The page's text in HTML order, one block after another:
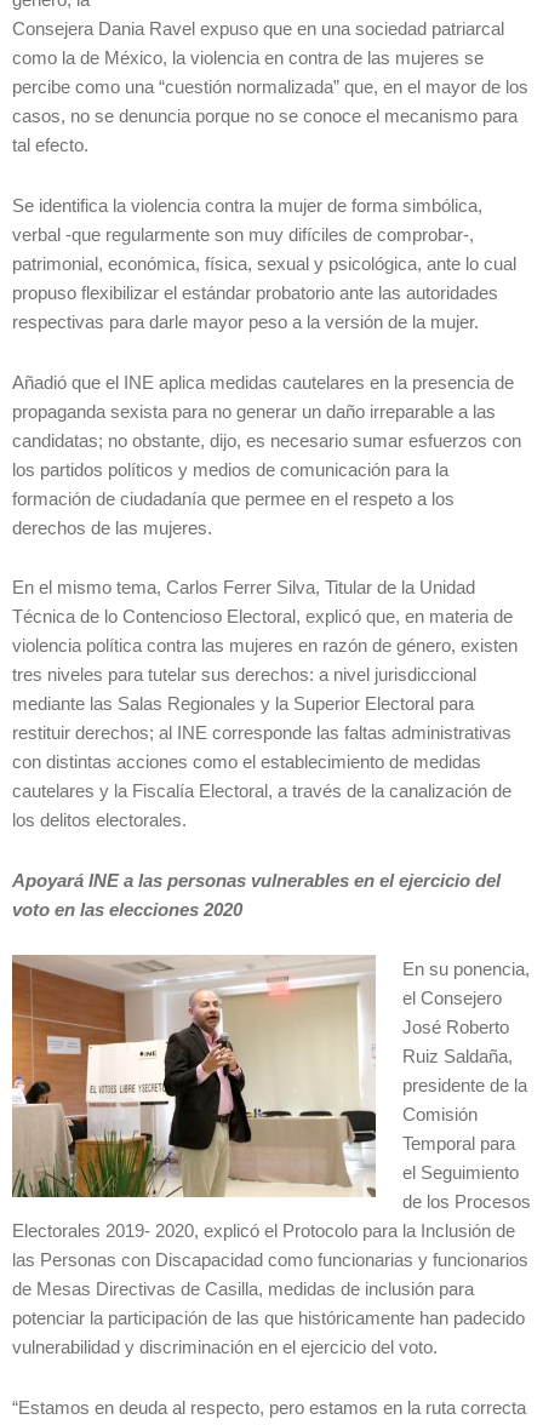
Consejera Dania Ravel expuso que en una sociedad patriarcal
como la de México, la violencia en contra de las mujeres se
percibe como una “cuestión normalizada” que, en el mayor de los
casos, no se denuncia porque no se conoce el mecanismo para
tal efecto.
Se identifica la violencia contra la mujer de forma simbólica,
verbal -que regularmente son muy difíciles de comprobar-,
patrimonial, económica, física, sexual y psicológica, ante lo cual
propuso flexibilizar el estándar probatorio ante las autoridades
respectivas para darle mayor peso a la versión de la mujer.
Añadió que el INE aplica medidas cautelares en la presencia de
propaganda sexista para no generar un daño irreparable a las
candidatas; no obstante, dijo, es necesario sumar esfuerzos con
los partidos políticos y medios de comunicación para la
formación de ciudadanía que permee en el respeto a los
derechos de las mujeres.
En el mismo tema, Carlos Ferrer Silva, Titular de la Unidad
Técnica de lo Contencioso Electoral, explicó que, en materia de
violencia política contra las mujeres en razón de género, existen
tres niveles para tutelar sus derechos: a nivel jurisdiccional
mediante las Salas Regionales y la Superior Electoral para
restituir derechos; al INE corresponde las faltas administrativas
con distintas acciones como el establecimiento de medidas
cautelares y la Fiscalía Electoral, a través de la canalización de
los delitos electorales.
Apoyará INE a las personas vulnerables en el ejercicio del
voto en las elecciones 2020
En su ponencia,
el Consejero
José Roberto
Ruiz Saldaña,
presidente de la
Comisión
Temporal para
el Seguimiento
de los Procesos
Electorales 2019- 2020, explicó el Protocolo para la Inclusión de
las Personas con Discapacidad como funcionarias y funcionarios
de Mesas Directivas de Casilla, medidas de inclusión para
potenciar la participación de las que históricamente han padecido
vulnerabilidad y discriminación en el ejercicio del voto.
“Estamos en deuda al respecto, pero estamos en la ruta correcta